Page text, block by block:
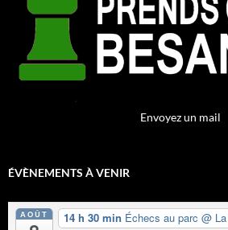
Envoyez un mail
ÉVÈNEMENTS À VENIR
AOÛT 14 h 30 min Échecs au parc @